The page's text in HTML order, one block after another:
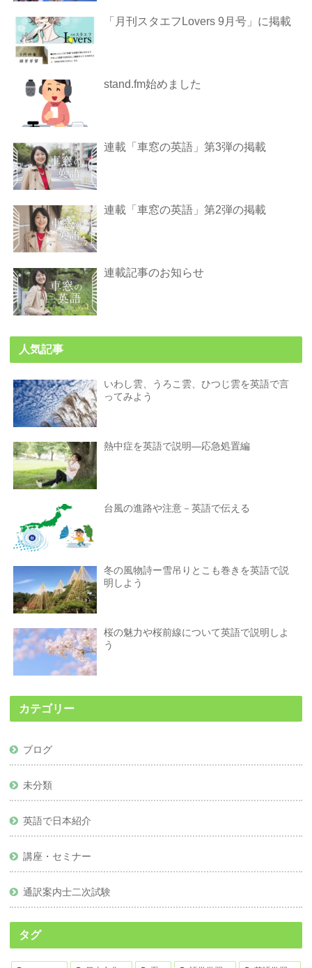
「月刊スタエフLovers 9月号」に掲載
stand.fm始めました
連載「車窓の英語」第3弾の掲載
連載「車窓の英語」第2弾の掲載
連載記事のお知らせ
人気記事
いわし雲、うろこ雲、ひつじ雲を英語で言
ってみよう
熱中症を英語で説明―応急処置編
台風の進路や注意－英語で伝える
冬の風物詩ー雪吊りとこも巻きを英語で説
明しよう
桜の魅力や桜前線について英語で説明しよ
う
カテゴリー
ブログ
未分類
英語で日本紹介
講座・セミナー
通訳案内士二次試験
タグ